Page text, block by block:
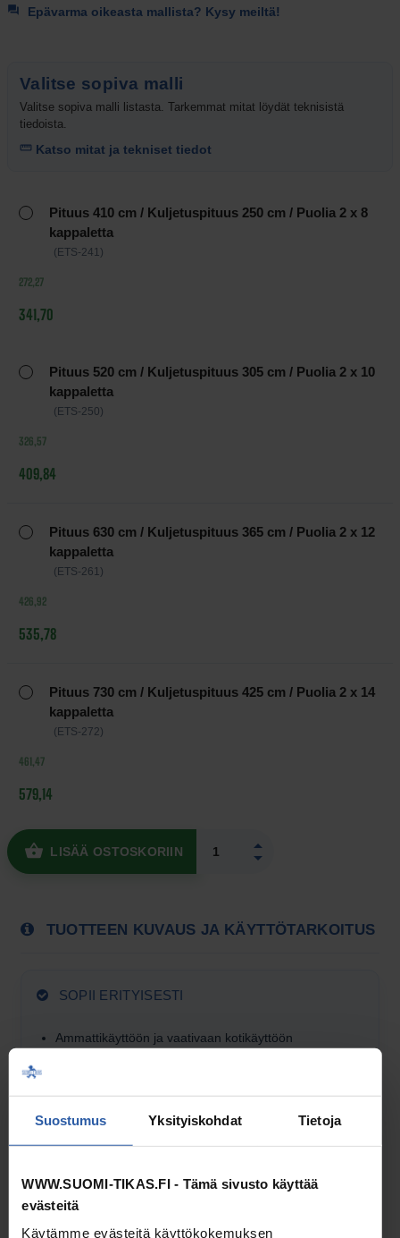
Suostumus Yksityiskohdat Tietoja
WWW.SUOMI-TIKAS.FI - Tämä sivusto käyttää
evästeitä
Käytämme evästeitä käyttökokemuksen
Epävarma oikeasta mallista? Kysy meiltä!
Valitse sopiva malli
Valitse sopiva malli listasta. Tarkemmat mitat löydät teknisistä
tiedoista.
Katso mitat ja tekniset tiedot
vaihtoehdotPituus 410 cm / Kuljetuspituus 250 cm / Puolia 2 x 8
kappaletta
(ETS-241)
272,27
341,70
Pituus 520 cm / Kuljetuspituus 305 cm / Puolia 2 x 10
kappaletta
(ETS-250)
326,57
409,84
Pituus 630 cm / Kuljetuspituus 365 cm / Puolia 2 x 12
kappaletta
(ETS-261)
426,92
535,78
Pituus 730 cm / Kuljetuspituus 425 cm / Puolia 2 x 14
kappaletta
(ETS-272)
461,47
579,14
LISÄÄ OSTOSKORIIN
TUOTTEEN KUVAUS JA KÄYTTÖTARKOITUS
SOPII ERITYISESTI
Ammattikäyttöön ja vaativaan kotikäyttöön
HYVÄ TARKISTAA
Tarkista mitat teknisistä tiedoista
Valitse sopiva malli listasta